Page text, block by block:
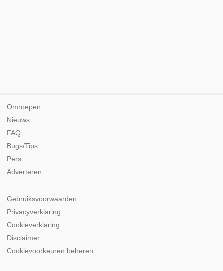
Omroepen
Nieuws
FAQ
Bugs/Tips
Pers
Adverteren
Gebruiksvoorwaarden
Privacyverklaring
Cookieverklaring
Disclaimer
Cookievoorkeuren beheren